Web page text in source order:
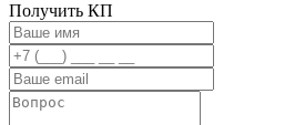
Получить КП